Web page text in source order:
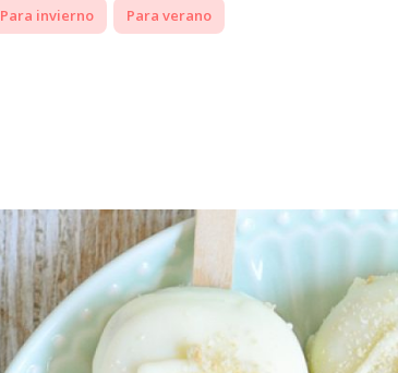
Para invierno Para verano